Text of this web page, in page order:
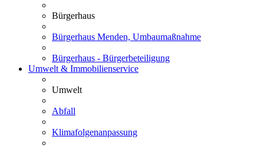
Bürgerhaus
Bürgerhaus Menden, Umbaumaßnahme
Bürgerhaus - Bürgerbeteiligung
Umwelt & Immobilienservice
Umwelt
Abfall
Klimafolgenanpassung